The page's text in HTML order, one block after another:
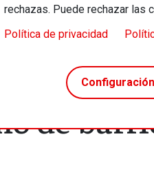
rechazas. Puede rechazar las
Política de privacidad
//
de